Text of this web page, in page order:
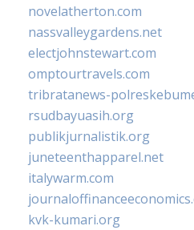
novelatherton.com
nassvalleygardens.net
electjohnstewart.com
omptourtravels.com
tribratanews-
rsudbayuasih.org
publikjurnalistik.org
juneteenthapparel.net
italywarm.com
kvk-kumari.org